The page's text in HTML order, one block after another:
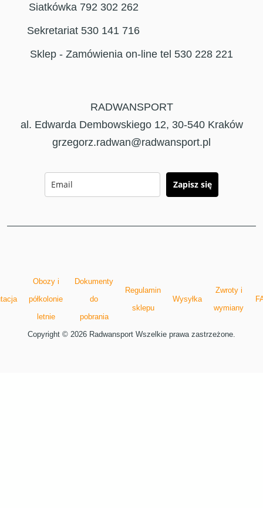
Siatkówka 792 302 262
Sekretariat 530 141 716
Sklep - Zamówienia on-line tel 530 228 221
RADWANSPORT
al. Edwarda Dembowskiego 12, 30-540 Kraków
grzegorz.radwan@radwansport.pl
Zapisz się
Obozy i
półkolonie
letnie
Dokumenty
do
pobrania
Regulamin
sklepu
Wysyłka
Zwroty i
wymiany
Copyright © 2026 Radwansport Wszelkie prawa zastrzeżone.